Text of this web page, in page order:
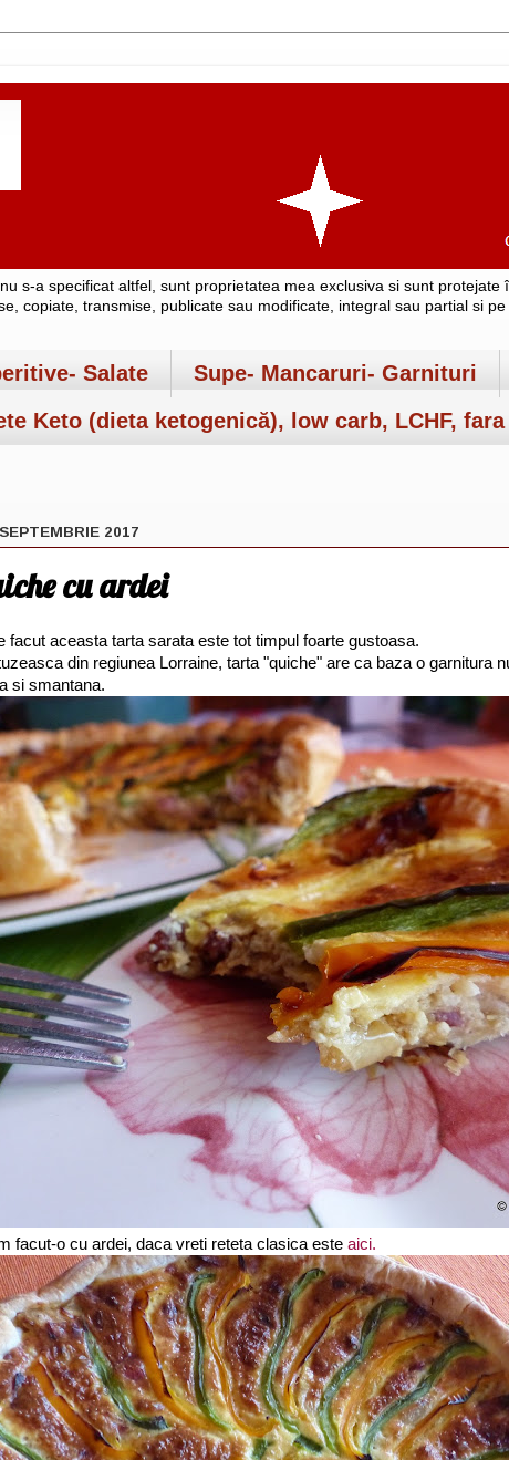
s-a specificat altfel, sunt proprietatea mea exclusiva si sunt
copiate, transmise, publicate sau modificate, integral sau partial si
Salate Supe- Mancaruri- Garnituri
Keto (dieta ketogenică), low carb, LCHF,
2017
cu ardei
facut aceasta tarta sarata este tot timpul foarte gustoasa.
din regiunea Lorraine, tarta "quiche" are ca baza o garnitura
si smantana.
facut-o cu ardei, daca vreti reteta clasica este aici.